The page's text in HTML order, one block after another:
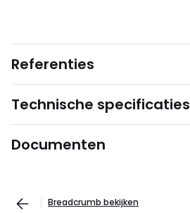
Referenties
Technische specificaties
Documenten
Breadcrumb bekijken